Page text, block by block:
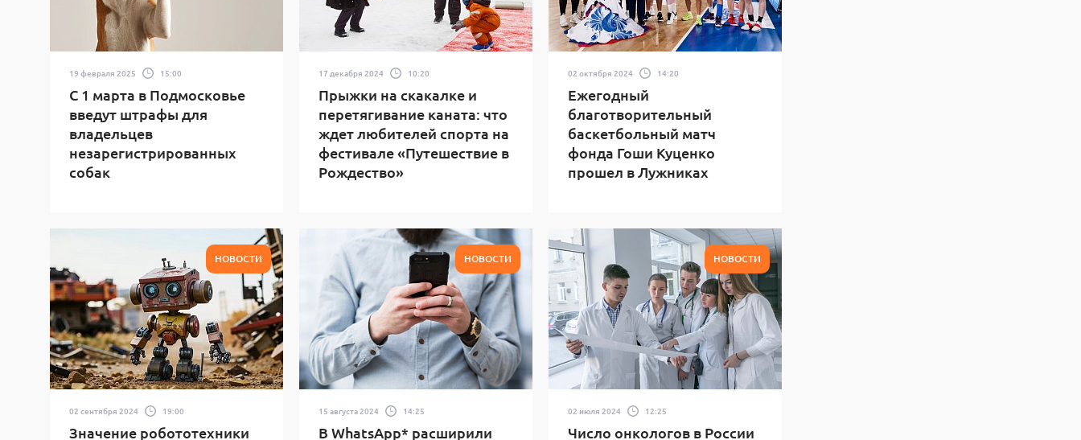
19 февраля 2025 15:00
С 1 марта в Подмосковье
введут штрафы для
владельцев
незарегистрированных
собак
17 декабря 2024 10:20
Прыжки на скакалке и
перетягивание каната: что
ждет любителей спорта на
фестивале «Путешествие в
Рождество»
02 октября 2024 14:20
Ежегодный
благотворительный
баскетбольный матч
фонда Гоши Куценко
прошел в Лужниках
НОВОСТИ
02 сентября 2024 19:00
Значение робототехники
НОВОСТИ
15 августа 2024 14:25
В WhatsApp* расширили
НОВОСТИ
02 июля 2024 12:25
Число онкологов в России